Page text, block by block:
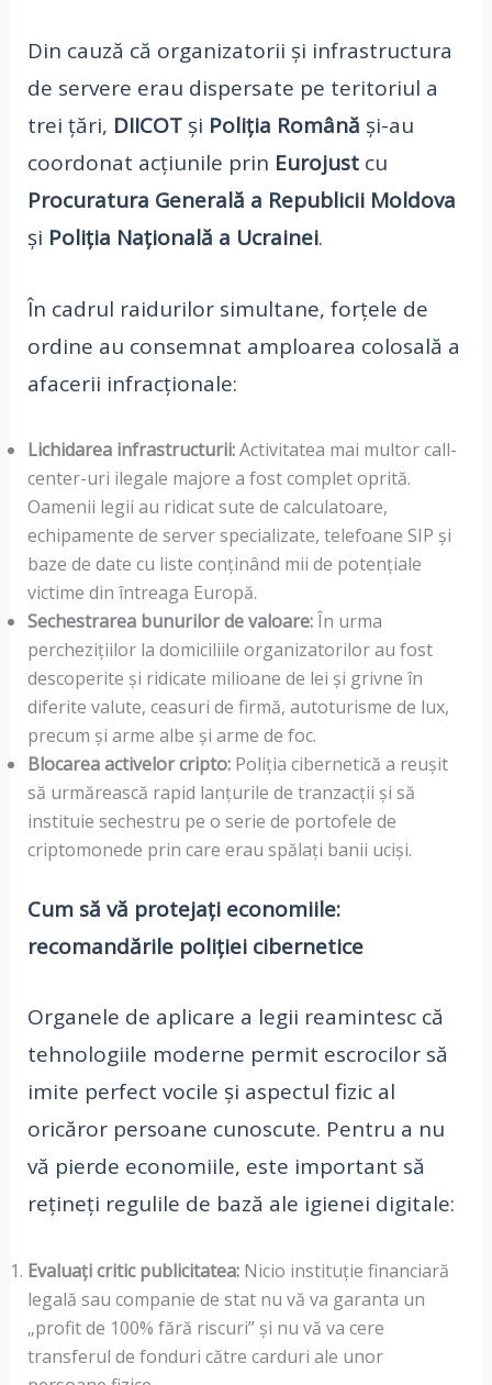
Din cauză că organizatorii și infrastructura
de servere erau dispersate pe teritoriul a
trei țări, DIICOTși Poliția Română și-au
coordonat acțiunile prin Eurojustcu
Procuratura Generală a Republicii Moldova
și Poliția Națională a Ucrainei.
În cadrul raidurilor simultane, forțele de
ordine au consemnat amploarea colosală a
afacerii infracționale:
Lichidarea infrastructurii:Activitatea mai multor call-
center-uri ilegale majore a fost complet oprită.
Oamenii legii au ridicat sute de calculatoare,
echipamente de server specializate, telefoane SIP și
baze de date cu liste conținând mii de potențiale
victime din întreaga Europă.
Sechestrarea bunurilor de valoare:În urma
perchezițiilor la domiciliile organizatorilor au fost
descoperite și ridicate milioane de lei și grivne în
diferite valute, ceasuri de firmă, autoturisme de lux,
precum și arme albe și arme de foc.
Blocarea activelor cripto:Poliția cibernetică a reușit
să urmărească rapid lanțurile de tranzacții și să
instituie sechestru pe o serie de portofele de
criptomonede prin care erau spălați banii uciși.
Cum să vă protejați economiile:
recomandările poliției cibernetice
Organele de aplicare a legii reamintesc că
tehnologiile moderne permit escrocilor să
imite perfect vocile și aspectul fizic al
oricăror persoane cunoscute. Pentru a nu
vă pierde economiile, este important să
rețineți regulile de bază ale igienei digitale:
Evaluați critic publicitatea:Nicio instituție financiară
legală sau companie de stat nu vă va garanta un
„profit de 100% fără riscuri” și nu vă va cere
transferul de fonduri către carduri ale unor